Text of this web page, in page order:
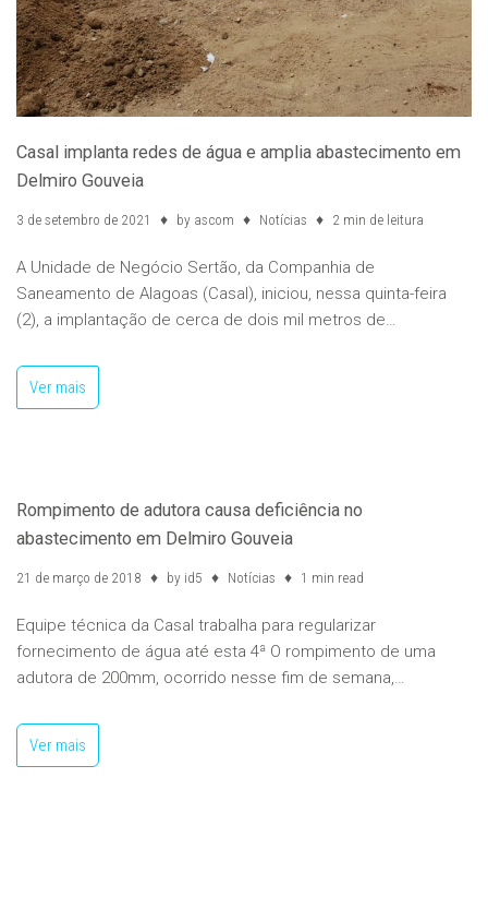
Casal implanta redes de água e amplia abastecimento em
Delmiro Gouveia
3 de setembro de 2021 by ascom Notícias 2 min de leitura
A Unidade de Negócio Sertão, da Companhia de
Saneamento de Alagoas (Casal), iniciou, nessa quinta-feira
(2), a implantação de cerca de dois mil metros de…
Ver mais
Rompimento de adutora causa deficiência no
abastecimento em Delmiro Gouveia
21 de março de 2018 by id5 Notícias 1 min read
Equipe técnica da Casal trabalha para regularizar
fornecimento de água até esta 4ª O rompimento de uma
adutora de 200mm, ocorrido nesse fim de semana,…
Ver mais